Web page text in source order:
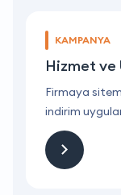
KAMPANYA
Hizmet ve
Firmaya
indirim